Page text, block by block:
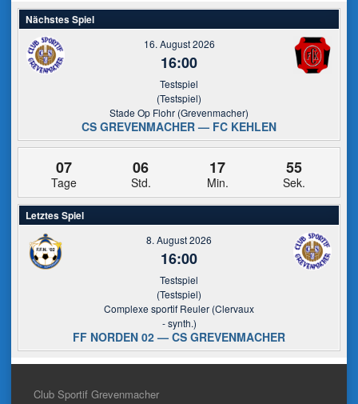
Nächstes Spiel
16. August 2026
16:00
Testspiel
(Testspiel)
Stade Op Flohr (Grevenmacher)
CS GREVENMACHER — FC KEHLEN
07
Tage
06
Std.
17
Min.
55
Sek.
Letztes Spiel
8. August 2026
16:00
Testspiel
(Testspiel)
Complexe sportif Reuler (Clervaux
- synth.)
FF NORDEN 02 — CS GREVENMACHER
Club Sportif Grevenmacher